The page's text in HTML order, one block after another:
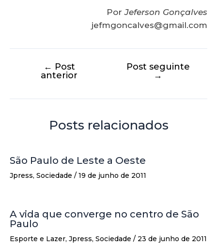
Por Jeferson Gonçalves
jefmgoncalves@gmail.com
← Post
anterior
Post seguinte
→
Posts relacionados
São Paulo de Leste a Oeste
Jpress, Sociedade / 19 de junho de 2011
A vida que converge no centro de São
Paulo
Esporte e Lazer, Jpress, Sociedade / 23 de junho de 2011